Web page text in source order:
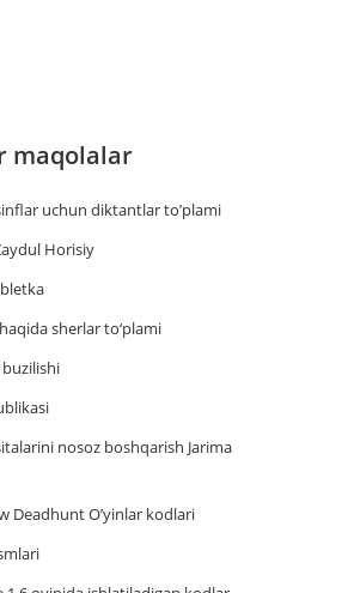
maqolalar
uchun diktantlar to’plami
Horisiy
sherlar to‘plami
nosoz boshqаrish Jаrimа
Deadhunt O’yinlar kodlari